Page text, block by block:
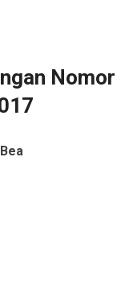
Nomor